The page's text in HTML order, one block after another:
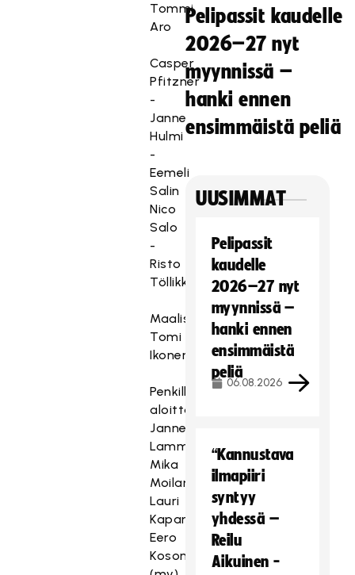
Tommi
Aro
Casper
Pfitzner
-
Janne
Hulmi
-
Eemeli
Salin
Nico
Salo
-
Risto
Töllikkö
Maalissa
Tomi
Ikonen.
Penkillä
aloittavat
Janne
Lamminen,
Mika
Moilanen,
Lauri
Kapanen,
Eero
Kosonen
Pelipassit kaudelle
2026–27 nyt
myynnissä –
hanki ennen
ensimmäistä peliä
UUSIMMAT
Pelipassit
kaudelle
2026–27 nyt
myynnissä –
hanki ennen
ensimmäistä
peliä
06.08.2026
“Kannustava
ilmapiiri
syntyy
yhdessä –
Reilu
Aikuinen -